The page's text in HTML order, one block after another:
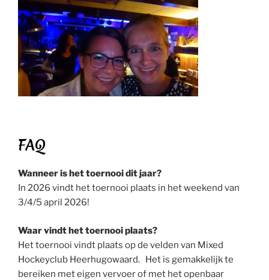
FAQ
Wanneer is het toernooi dit jaar?
In 2026 vindt het toernooi plaats in het weekend van
3/4/5 april 2026!
Waar vindt het toernooi plaats?
Het toernooi vindt plaats op de velden van Mixed
Hockeyclub Heerhugowaard. Het is gemakkelijk te
bereiken met eigen vervoer of met het openbaar